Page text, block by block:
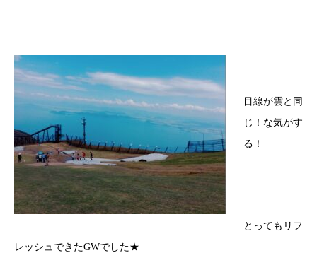
目線が雲と同
じ！な気がす
る！
とってもリフ
レッシュできたGWでした★